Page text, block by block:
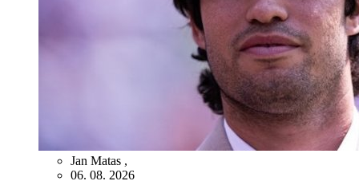
Jan Matas ,
06. 08. 2026